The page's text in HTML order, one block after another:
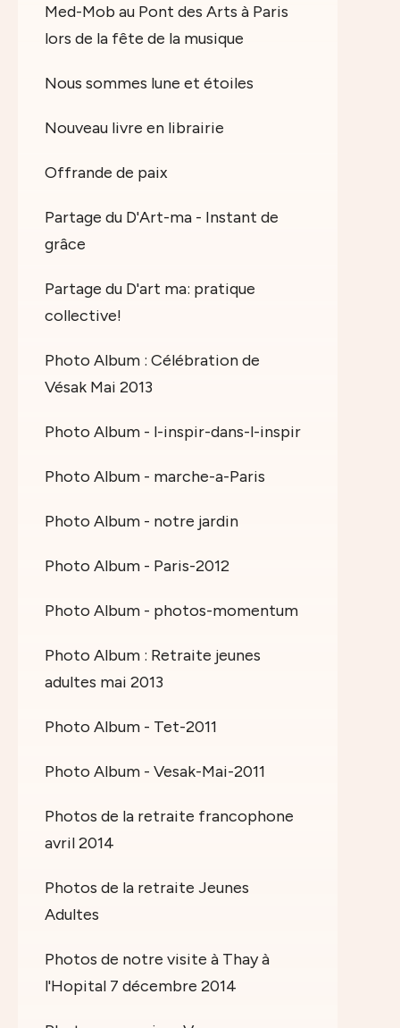
Med-Mob au Pont des Arts à Paris
lors de la fête de la musique
Nous sommes lune et étoiles
Nouveau livre en librairie
Offrande de paix
Partage du D'Art-ma - Instant de
grâce
Partage du D'art ma: pratique
collective!
Photo Album : Célébration de
Vésak Mai 2013
Photo Album - l-inspir-dans-l-inspir
Photo Album - marche-a-Paris
Photo Album - notre jardin
Photo Album - Paris-2012
Photo Album - photos-momentum
Photo Album : Retraite jeunes
adultes mai 2013
Photo Album - Tet-2011
Photo Album - Vesak-Mai-2011
Photos de la retraite francophone
avril 2014
Photos de la retraite Jeunes
Adultes
Photos de notre visite à Thay à
l'Hopital 7 décembre 2014